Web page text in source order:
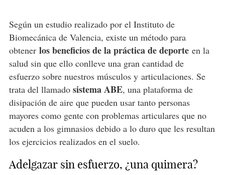
Según un estudio realizado por el Instituto de
Biomecánica de Valencia, existe un método para
obtener los beneficios de la práctica de deporteen la
salud sin que ello conlleve una gran cantidad de
esfuerzo sobre nuestros músculos y articulaciones. Se
trata del llamado sistema ABE, una plataforma de
disipación de aire que pueden usar tanto personas
mayores como gente con problemas articulares que no
acuden a los gimnasios debido a lo duro que les resultan
los ejercicios realizados en el suelo.
Adelgazar sin esfuerzo, ¿una quimera?